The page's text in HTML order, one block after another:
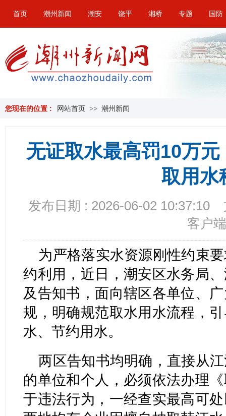
首页 潮州新闻 潮安 饶平 湘桥 专题 国防
您现在的位置 : 网站首页 >> 潮州新闻
无证取水最高罚10万
取用水
发布日期 : 2026-06-02 10:37:10
客户端
为严格落实水资源刚性约束
约利用，近日，潮安区水务局
及告知书，面向辖区各单位、
规，明确规范取水用水流程，
水、节约用水。
两区告知书均明确，直接从
的单位和个人，必须依法办理
于违法行为，一经查实最高可